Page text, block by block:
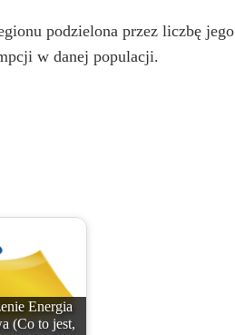
podzielona przez liczbę jego
w danej populacji.
Energia
(Co to jest,